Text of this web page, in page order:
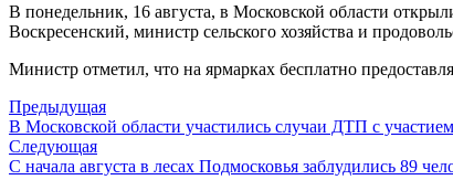
В понедельник, 16 августа, в Московской области
Воскресенский, министр сельского хозяйства и
Министр отметил, что на ярмарках бесплатно
Предыдущая
В Московской области участились случаи ДТП с
Следующая
С начала августа в лесах Подмосковья заблудились 89